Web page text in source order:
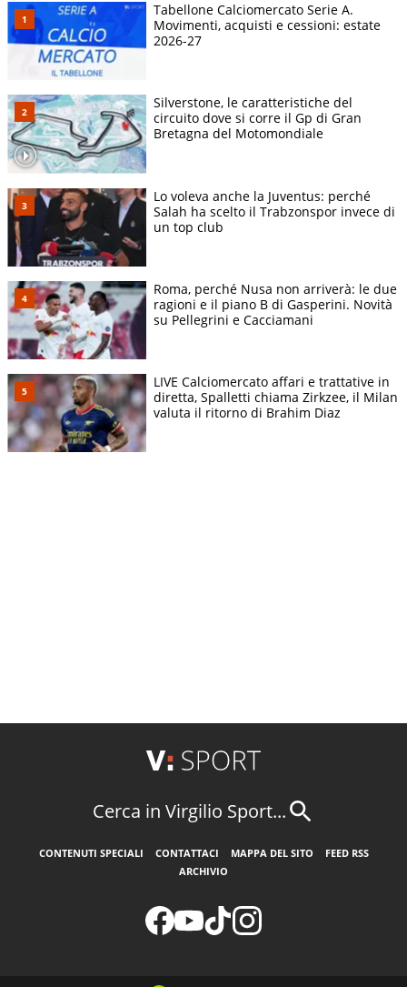
Tabellone Calciomercato Serie A.
Movimenti, acquisti e cessioni: estate
2026-27
Silverstone, le caratteristiche del
circuito dove si corre il Gp di Gran
Bretagna del Motomondiale
Lo voleva anche la Juventus: perché
Salah ha scelto il Trabzonspor invece di
un top club
Roma, perché Nusa non arriverà: le due
ragioni e il piano B di Gasperini. Novità
su Pellegrini e Cacciamani
LIVE Calciomercato affari e trattative in
diretta, Spalletti chiama Zirkzee, il Milan
valuta il ritorno di Brahim Diaz
Cerca in Virgilio Sport...
CONTENUTI SPECIALI CONTATTACI MAPPA DEL SITO
FEED RSS
ARCHIVIO